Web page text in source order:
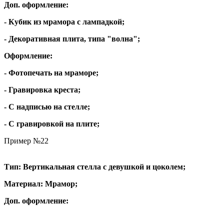
Доп. оформление:
- Кубик из мрамора с лампадкой;
- Декоративная плита, типа "волна";
Оформление:
- Фотопечать на мраморе;
- Гравировка креста;
- С надписью на стелле;
- С гравировкой на плите;
Пример №22
Тип: Вертикальная стелла с девушкой и цоколем;
Материал: Мрамор;
Доп. оформление: